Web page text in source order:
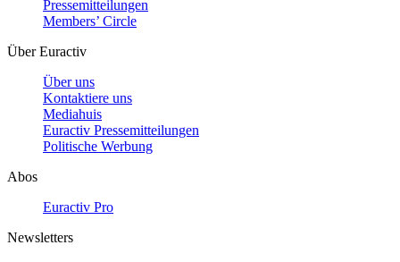
Pressemitteilungen
Members’ Circle
Über Euractiv
Über uns
Kontaktiere uns
Mediahuis
Euractiv Pressemitteilungen
Politische Werbung
Abos
Euractiv Pro
Newsletters